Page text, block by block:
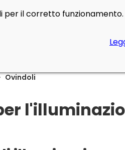
Ovindoli
per il corretto